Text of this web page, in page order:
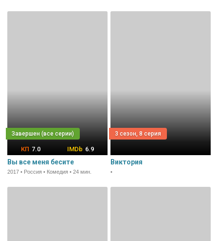
7.0 6.9
Вы все меня бесите
2017 • Россия • Комедия • 24 мин.
3 сезон, 8 серия
Виктория
•